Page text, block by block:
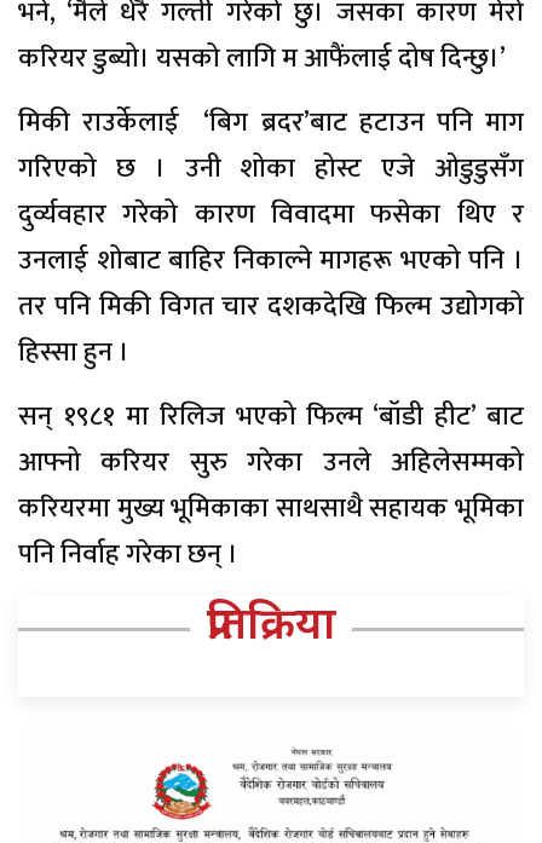
भने, ‘मैले धेरै गल्ती गरेको छु। जसका कारण मेरो
करियर डुब्यो। यसको लागि म आफैंलाई दोष दिन्छु।’
मिकी राउर्केलाई ‘बिग ब्रदर’बाट हटाउन पनि माग
गरिएको छ । उनी शोका होस्ट एजे ओडुडुसँग
दुर्व्यवहार गरेको कारण विवादमा फसेका थिए र
उनलाई शोबाट बाहिर निकाल्ने मागहरू भएको पनि ।
तर पनि मिकी विगत चार दशकदेखि फिल्म उद्योगको
हिस्सा हुन ।
सन् १९८१ मा रिलिज भएको फिल्म ‘बॉडी हीट’ बाट
आफ्नो करियर सुरु गरेका उनले अहिलेसम्मको
करियरमा मुख्य भूमिकाका साथसाथै सहायक भूमिका
पनि निर्वाह गरेका छन् ।
प्रतिक्रिया